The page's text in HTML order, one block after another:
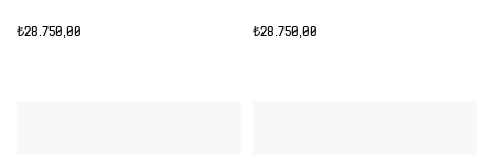
₺28.750,00 ₺28.750,00